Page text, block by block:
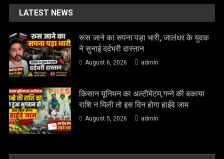
LATEST NEWS
रूस जाने का सपना पड़ा भारी, जालंधर के युवक
ने सुनाई दर्दभरी दास्तान
August 6, 2026 admin
किसान यूनियन का अल्टीमेटम,गन्ने की बकाया
राशि न मिली तो इस दिन होगा हाईवे जाम
August 5, 2026 admin